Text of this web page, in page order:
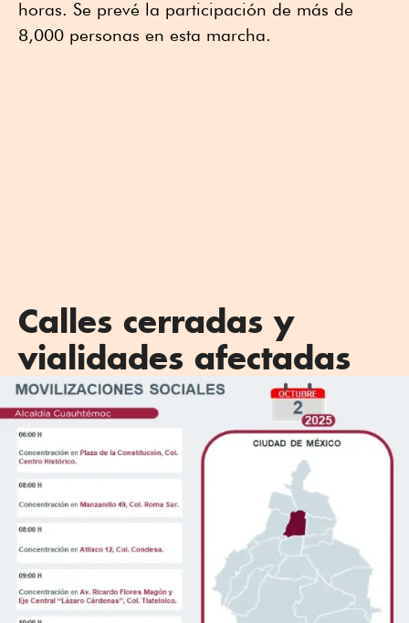
horas. Se prevé la participación de más de
8,000 personas en esta marcha.
Calles cerradas y
vialidades afectadas